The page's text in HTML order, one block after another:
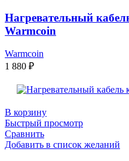
Нагревательный
Warmcoin
Warmcoin
1 880 ₽
В корзину
Быстрый просмотр
Сравнить
Добавить в список желаний